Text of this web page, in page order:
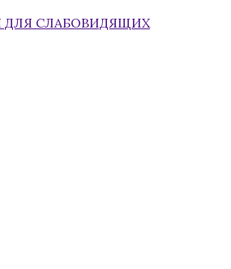
ДЛЯ СЛАБОВИДЯЩИХ